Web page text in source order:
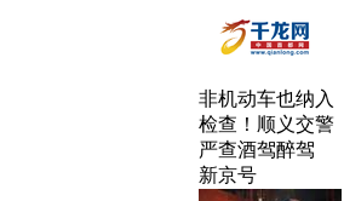
非机动车也纳入
检查！顺义交警
严查酒驾醉驾
新京号